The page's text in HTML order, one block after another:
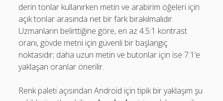
derin tonlar kullanırken metin ve arabirim öğeleri için
açık tonlar arasında net bir fark bırakılmalıdır.
Uzmanların belirttiğine göre, en az 4.5:1 kontrast
oranı, gövde metni için güvenli bir başlangıç
noktasıdır; daha uzun metin ve butonlar için ise 7:1’e
yaklaşan oranlar önerilir.
Renk paleti açısından Android için tipik bir yaklaşım şu